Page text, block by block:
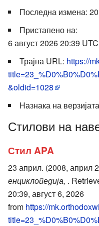
Последна измена:
Пристапено на:
6 август 2026 20:39 UTC
Трајна URL: https://
&oldid=1028
Назнака на
Стилови на
Стил APA
23 април. (2008, април
енциклопедија, .
20:39, август 6, 2026
from https://